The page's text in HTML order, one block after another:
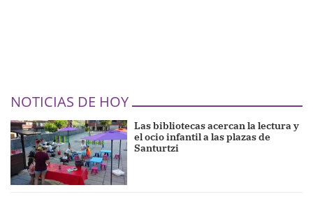
NOTICIAS DE HOY
Las bibliotecas acercan la lectura y
el ocio infantil a las plazas de
Santurtzi